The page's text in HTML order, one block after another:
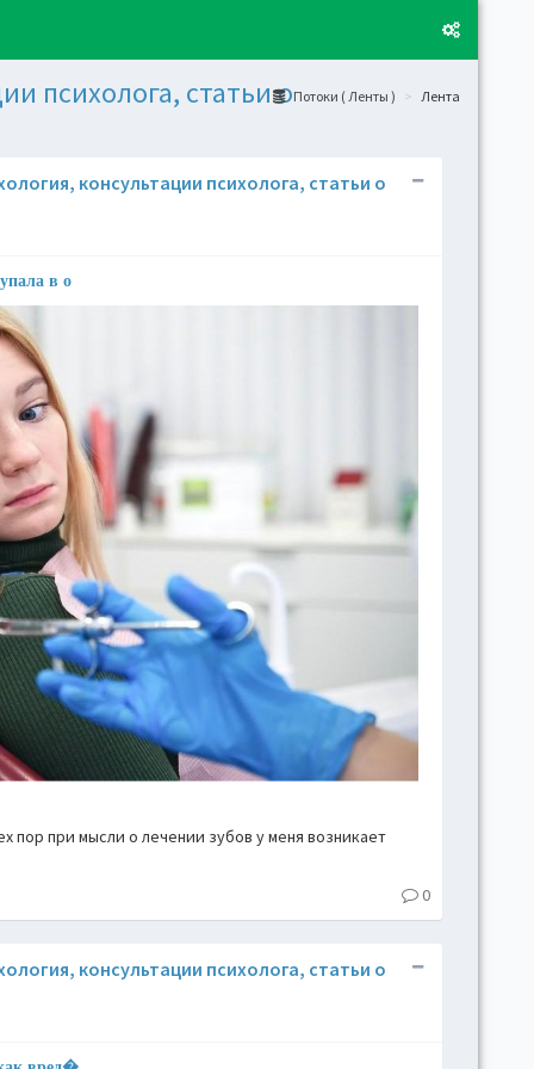
психолога, статьи оПотоки ( Ленты ) Лента
консультации психолога, статьи о
в о
пор при мысли о лечении зубов у меня возникает
0
консультации психолога, статьи о